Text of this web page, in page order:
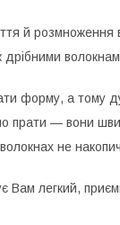
й розмноження
дрібними
форму, а тому
прати — вони
не
Вам легкий,